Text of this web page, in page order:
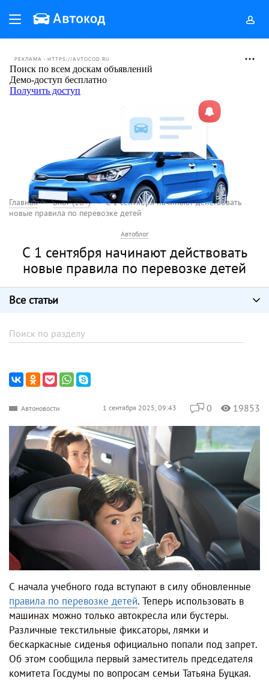
РЕКЛАМА • HTTPS://AVTOCOD.RU
Главная Блог (18+)
С 1 сентября начинают действовать
новые правила по перевозке детей
Автоблог
С 1 сентября начинают действовать
новые правила по перевозке детей
Все статьи
Автоновости 1 сентября 2025, 09:43 0 19853
С начала учебного года вступают в силу обновленные
правила по перевозке детей. Теперь использовать в
машинах можно только автокресла или бустеры.
Различные текстильные фиксаторы, лямки и
бескаркасные сиденья официально попали под запрет.
Об этом сообщила первый заместитель председателя
комитета Госдумы по вопросам семьи Татьяна Буцкая.